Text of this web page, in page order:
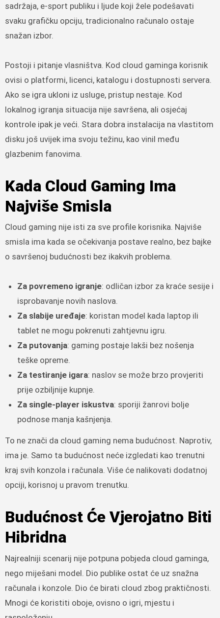
sadržaja, e-sport publiku i ljude koji žele podešavati
svaku grafičku opciju, tradicionalno računalo ostaje
snažan izbor.
Postoji i pitanje vlasništva. Kod cloud gaminga korisnik
ovisi o platformi, licenci, katalogu i dostupnosti servera.
Ako se igra ukloni iz usluge, pristup nestaje. Kod
lokalnog igranja situacija nije savršena, ali osjećaj
kontrole ipak je veći. Stara dobra instalacija na vlastitom
disku još uvijek ima svoju težinu, kao vinil među
glazbenim fanovima.
Kada Cloud Gaming Ima
Najviše Smisla
Cloud gaming nije isti za sve profile korisnika. Najviše
smisla ima kada se očekivanja postave realno, bez bajke
o savršenoj budućnosti bez ikakvih problema.
Za povremeno igranje: odličan izbor za kraće sesije i
isprobavanje novih naslova.
Za slabije uređaje: koristan model kada laptop ili
tablet ne mogu pokrenuti zahtjevnu igru.
Za putovanja: gaming postaje lakši bez nošenja
teške opreme.
Za testiranje igara: naslov se može brzo provjeriti
prije ozbiljnije kupnje.
Za single-player iskustva: sporiji žanrovi bolje
podnose manja kašnjenja.
To ne znači da cloud gaming nema budućnost. Naprotiv,
ima je. Samo ta budućnost neće izgledati kao trenutni
kraj svih konzola i računala. Više će nalikovati dodatnoj
opciji, korisnoj u pravom trenutku.
Budućnost Će Vjerojatno Biti
Hibridna
Najrealniji scenarij nije potpuna pobjeda cloud gaminga,
nego miješani model. Dio publike ostat će uz snažna
računala i konzole. Dio će birati cloud zbog praktičnosti.
Mnogi će koristiti oboje, ovisno o igri, mjestu i